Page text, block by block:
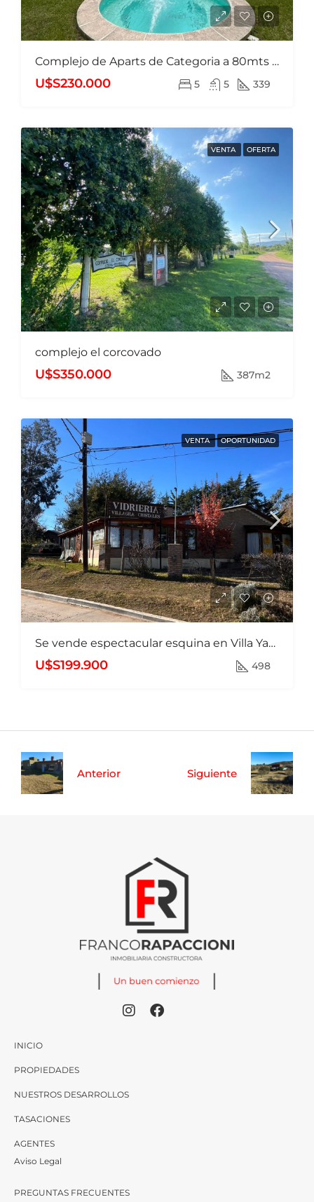
Complejo de Aparts de Categoria a 80mts del rio
U$S230.000 5 5 339
VENTA OFERTA
complejo el corcovado
U$S350.000 387m2
VENTA OPORTUNIDAD
Se vende espectacular esquina en Villa Yacanto
U$S199.900 498
Anterior Siguiente
INICIO
PROPIEDADES
NUESTROS DESARROLLOS
TASACIONES
AGENTES
Aviso Legal
PREGUNTAS FRECUENTES